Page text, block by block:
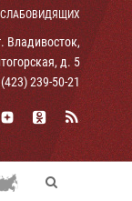
Владивосток,
д. 5
239-50-21